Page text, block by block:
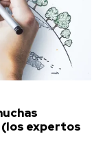
(los expertos